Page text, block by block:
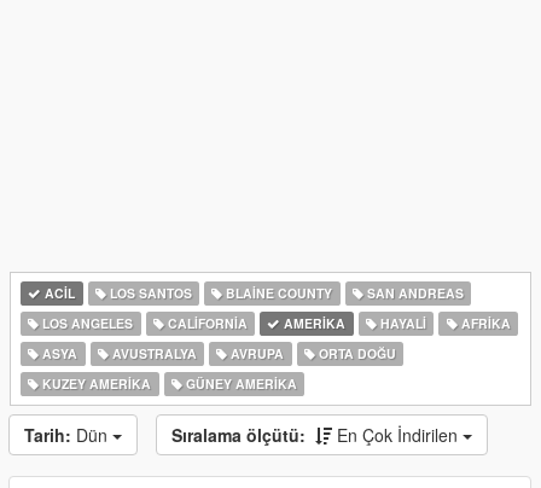
ACIL LOS SANTOS BLAINE COUNTY
SAN ANDREAS
LOS ANGELES
CALIFORNIA AMERIKA HAYALI
AFRIKA
ASYA
AVUSTRALYA AVRUPA
ORTA DOĞU
KUZEY AMERIKA
GÜNEY AMERIKA
Tarih: Dün Sıralama ölçütü: En Çok İndirilen